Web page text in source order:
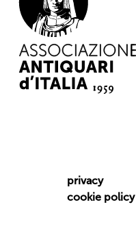
privacy
cookie policy